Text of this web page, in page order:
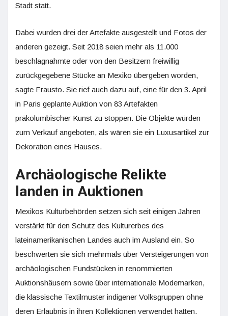
Stadt statt.
Dabei wurden drei der Artefakte ausgestellt und Fotos der
anderen gezeigt. Seit 2018 seien mehr als 11.000
beschlagnahmte oder von den Besitzern freiwillig
zurückgegebene Stücke an Mexiko übergeben worden,
sagte Frausto. Sie rief auch dazu auf, eine für den 3. April
in Paris geplante Auktion von 83 Artefakten
präkolumbischer Kunst zu stoppen. Die Objekte würden
zum Verkauf angeboten, als wären sie ein Luxusartikel zur
Dekoration eines Hauses.
Archäologische Relikte
landen in Auktionen
Mexikos Kulturbehörden setzen sich seit einigen Jahren
verstärkt für den Schutz des Kulturerbes des
lateinamerikanischen Landes auch im Ausland ein. So
beschwerten sie sich mehrmals über Versteigerungen von
archäologischen Fundstücken in renommierten
Auktionshäusern sowie über internationale Modemarken,
die klassische Textilmuster indigener Volksgruppen ohne
deren Erlaubnis in ihren Kollektionen verwendet hatten.